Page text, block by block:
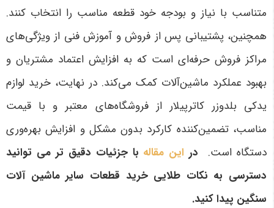
متناسب با نیاز و بودجه خود قطعه مناسب را انتخاب کنند.
همچنین، پشتیبانی پس از فروش و آموزش فنی از ویژگی‌های
مراکز فروش حرفه‌ای است که به افزایش اعتماد مشتریان و
بهبود عملکرد ماشین‌آلات کمک می‌کند. در نهایت، خرید لوازم
یدکی بلدوزر کاترپیلار از فروشگاه‌های معتبر و با قیمت
مناسب، تضمین‌کننده کارکرد بدون مشکل و افزایش بهره‌وری
دستگاه است. در این مقاله با جزئیات دقیق تر می توانید
دسترسی به نکات طلایی خرید قطعات سایر ماشین آلات
سنگین پیدا کنید.